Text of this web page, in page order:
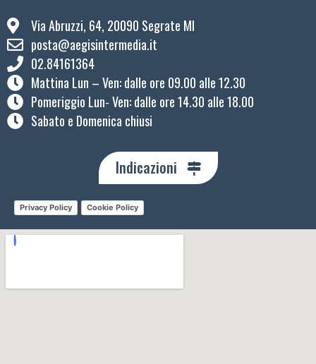
Via Abruzzi, 64, 20090 Segrate MI
posta@aegisintermedia.it
02.84161364
Mattina Lun – Ven: ​dalle ore 09.00 alle 12.30
Pomeriggio Lun- Ven: dalle ore 14.30 alle 18.00
Sabato e Domenica chiusi
Indicazioni
Privacy Policy Cookie Policy